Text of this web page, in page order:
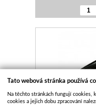
Tato webová stránka používá
Na těchto stránkách fungují
cookies a jejich dobu zpracování